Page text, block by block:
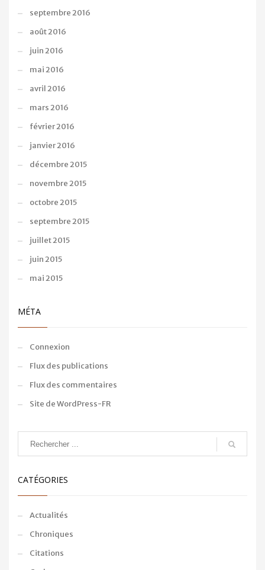
septembre 2016
août 2016
juin 2016
mai 2016
avril 2016
mars 2016
février 2016
janvier 2016
décembre 2015
novembre 2015
octobre 2015
septembre 2015
juillet 2015
juin 2015
mai 2015
MÉTA
Connexion
Flux des publications
Flux des commentaires
Site de WordPress-FR
CATÉGORIES
Actualités
Chroniques
Citations